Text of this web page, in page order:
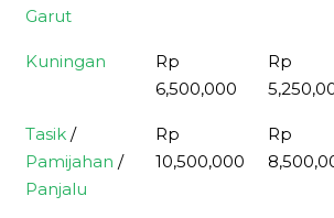
Garut
Kuningan
Rp
6,500,000
Rp
Tasik /
Pamijahan /
Panjalu
Rp
10,500,000
Rp